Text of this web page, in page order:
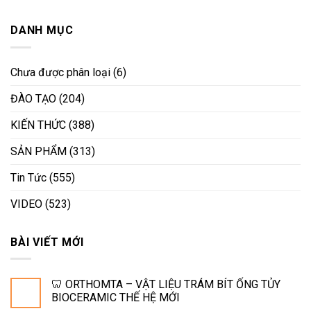
DANH MỤC
Chưa được phân loại (6)
ĐÀO TẠO (204)
KIẾN THỨC (388)
SẢN PHẨM (313)
Tin Tức (555)
VIDEO (523)
BÀI VIẾT MỚI
🦷 ORTHOMTA – VẬT LIỆU TRÁM BÍT ỐNG TỦY
BIOCERAMIC THẾ HỆ MỚI